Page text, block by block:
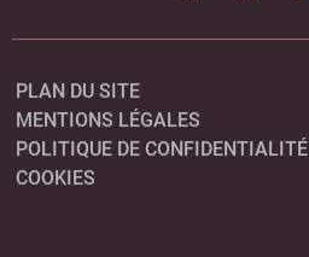
PLAN DU SITE
MENTIONS LÉGALES
POLITIQUE DE CONFIDENTIALITÉ
COOKIES